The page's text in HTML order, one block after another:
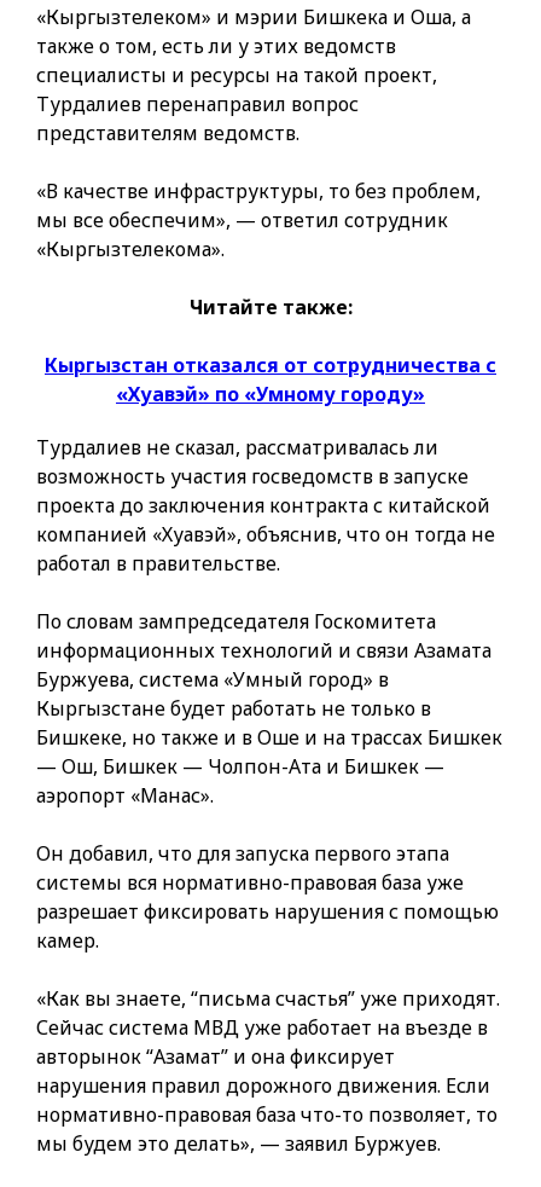
«Кыргызтелеком» и мэрии Бишкека и Оша, а
также о том, есть ли у этих ведомств
специалисты и ресурсы на такой проект,
Турдалиев перенаправил вопрос
представителям ведомств.
«В качестве инфраструктуры, то без проблем,
мы все обеспечим», — ответил сотрудник
«Кыргызтелекома».
Читайте также:
Кыргызстан отказался от сотрудничества с
«Хуавэй» по «Умному городу»
Турдалиев не сказал, рассматривалась ли
возможность участия госведомств в запуске
проекта до заключения контракта с китайской
компанией «Хуавэй», объяснив, что он тогда не
работал в правительстве.
По словам зампредседателя Госкомитета
информационных технологий и связи Азамата
Буржуева, система «Умный город» в
Кыргызстане будет работать не только в
Бишкеке, но также и в Оше и на трассах Бишкек
— Ош, Бишкек — Чолпон-Ата и Бишкек —
аэропорт «Манас».
Он добавил, что для запуска первого этапа
системы вся нормативно-правовая база уже
разрешает фиксировать нарушения с помощью
камер.
«Как вы знаете, “письма счастья” уже приходят.
Сейчас система МВД уже работает на въезде в
авторынок “Азамат” и она фиксирует
нарушения правил дорожного движения. Если
нормативно-правовая база что-то позволяет, то
мы будем это делать», — заявил Буржуев.